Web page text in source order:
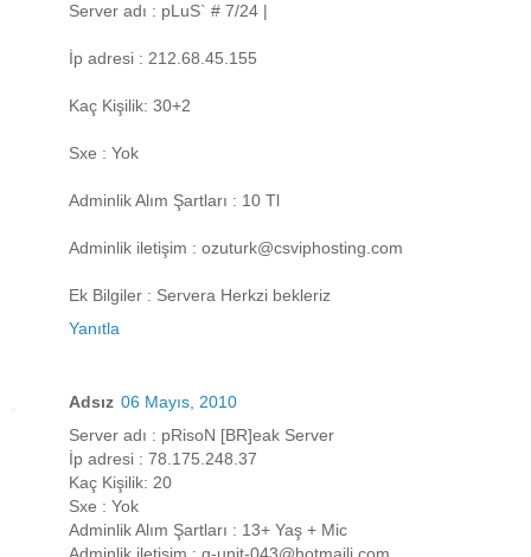
Server adı : pLuS` # 7/24 |
İp adresi : 212.68.45.155
Kaç Kişilik: 30+2
Sxe : Yok
Adminlik Alım Şartları : 10 Tl
Adminlik iletişim : ozuturk@csviphosting.com
Ek Bilgiler : Servera Herkzi bekleriz
Yanıtla
Adsız 06 Mayıs, 2010
Server adı : pRisoN [BR]eak Server
İp adresi : 78.175.248.37
Kaç Kişilik: 20
Sxe : Yok
Adminlik Alım Şartları : 13+ Yaş + Mic